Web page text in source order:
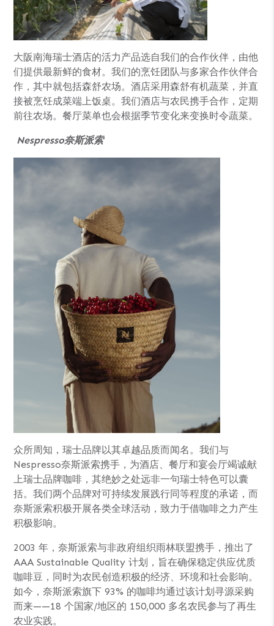
大阪南海瑞士酒店的活力产品选自我们的合作伙伴，由他
们提供最新鲜的食材。我们的烹饪团队与多家合作伙伴合
作，其中就包括森舒农场。酒店采用森舒有机蔬菜，并直
接被烹饪成菜端上饭桌。我们酒店与农民携手合作，定期
前往农场。餐厅菜单也会根据季节变化来变换时令蔬菜。
Nespresso奈斯派索
众所周知，瑞士品牌以其卓越品质而闻名。我们与
Nespresso奈斯派索携手，为酒店、餐厅和宴会厅竭诚献
上瑞士品牌咖啡，其绝妙之处远非一句瑞士特色可以囊
括。我们两个品牌对可持续发展践行同等程度的承诺，而
奈斯派索积极开展各类全球活动，致力于借咖啡之力产生
积极影响。
2003 年，奈斯派索与非政府组织雨林联盟携手，推出了
AAA Sustainable Quality 计划，旨在确保稳定供应优质
咖啡豆，同时为农民创造积极的经济、环境和社会影响。
如今，奈斯派索旗下 93% 的咖啡均通过该计划寻源采购
而来——18 个国家/地区的 150,000 多名农民参与了再生
农业实践。